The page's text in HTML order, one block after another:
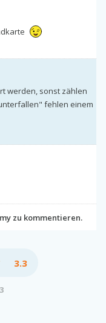
werden, sonst zählen
fehlen einem
zu kommentieren.
3.3